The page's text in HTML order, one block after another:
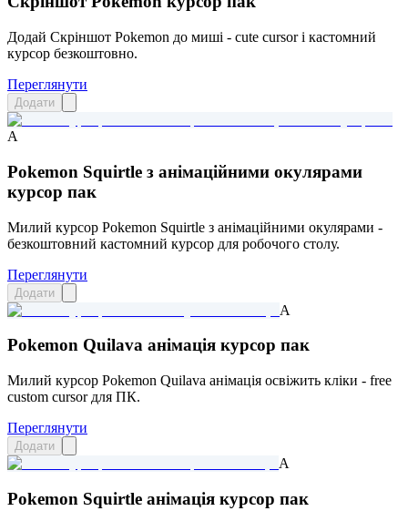
Додай Скріншот Pokemon до миші - cute cursor і кастомний
курсор безкоштовно.
Переглянути
Додати
A
Pokemon Squirtle з анімаційними окулярами
курсор пак
Милий курсор Pokemon Squirtle з анімаційними окулярами -
безкоштовний кастомний курсор для робочого столу.
Переглянути
Додати
A
Pokemon Quilava анімація курсор пак
Милий курсор Pokemon Quilava анімація освіжить кліки - free
custom cursor для ПК.
Переглянути
Додати
A
Pokemon Squirtle анімація курсор пак